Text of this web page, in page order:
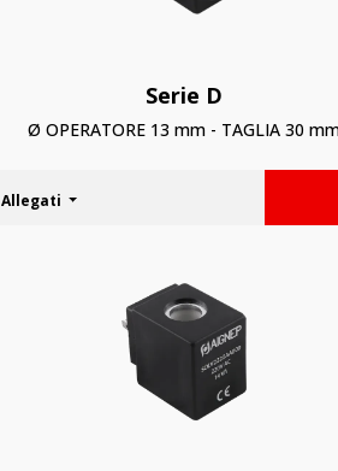
Serie D
Ø OPERATORE 13 mm - TAGLIA 30
Allegati